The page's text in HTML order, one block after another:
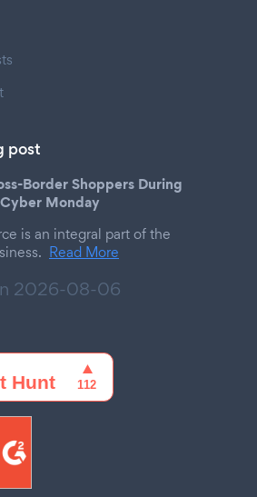
post
Border Shoppers During
Monday
is an integral part of the
Read More
2026-08-06